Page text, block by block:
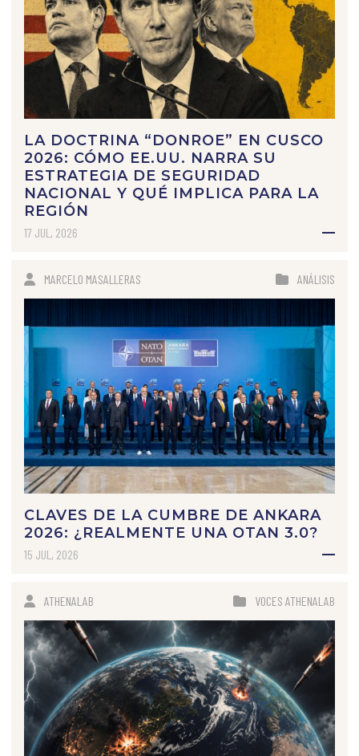
LA DOCTRINA “DONROE” EN CUSCO
2026: CÓMO EE.UU. NARRA SU
ESTRATEGIA DE SEGURIDAD
NACIONAL Y QUÉ IMPLICA PARA LA
REGIÓN
17 JUL, 2026
MARCELO MASALLERAS ANÁLISIS
CLAVES DE LA CUMBRE DE ANKARA
2026: ¿REALMENTE UNA OTAN 3.0?
15 JUL, 2026
ATHENALAB VOCES ATHENALAB